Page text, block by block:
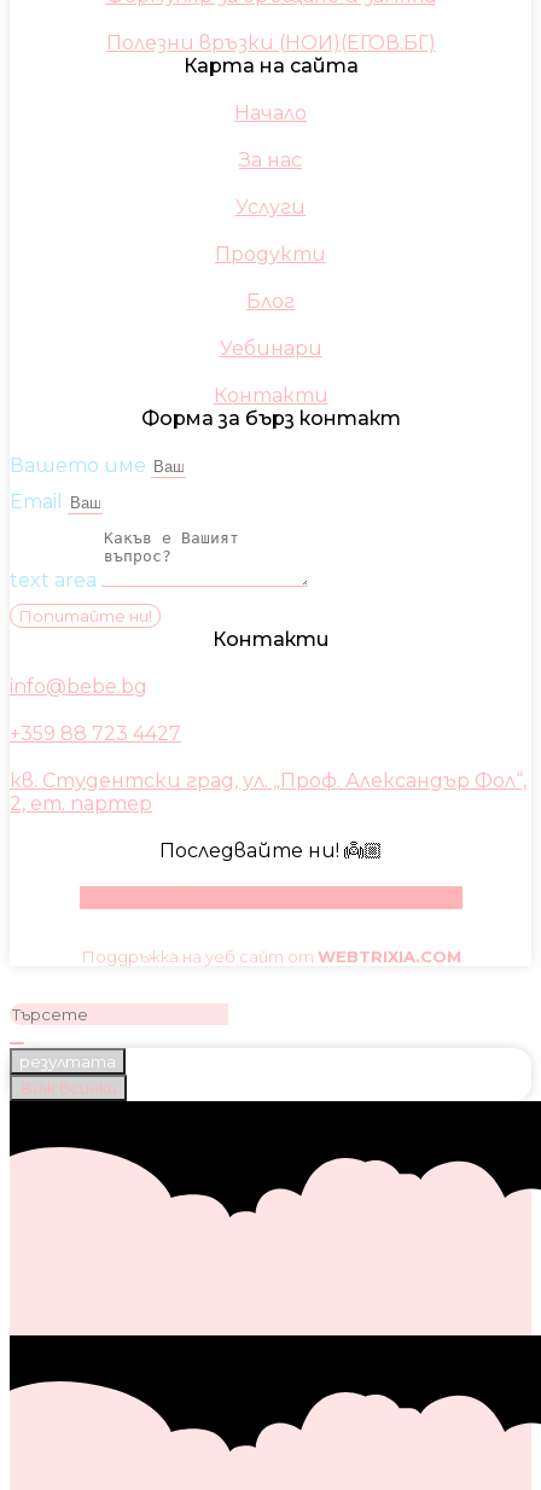
Полезни връзки (НОИ)(ЕГОВ.БГ)
Карта на сайта
Начало
За нас
Услуги
Продукти
Блог
Уебинари
Контакти
Форма за бърз контакт
Вашето име
Email
text area
Попитайте ни!
Контакти
info@bebe.bg
+359 88 723 4427
кв. Студентски град, ул. „Проф. Александър Фол“,
2, ет. партер
Последвайте ни! 👼🏼
Поддръжка на уеб сайт от WEBTRIXIA.COM
резултата
Виж всички